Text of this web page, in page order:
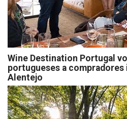
Wine Destination Portugal
portugueses a
Alentejo